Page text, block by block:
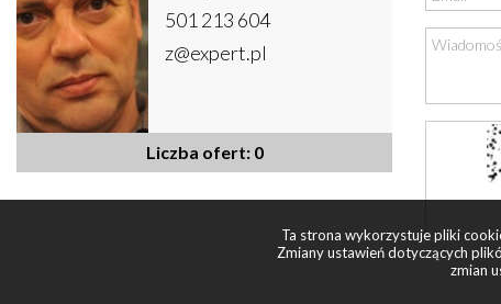
501 213 604
z@expert.pl
Liczba ofert: 0
Ta strona wykorzystuje pliki
Zmiany ustawień dotyczących
zmian